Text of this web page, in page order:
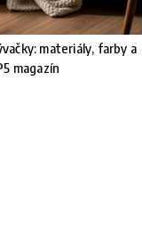
materiály, farby a
magazín